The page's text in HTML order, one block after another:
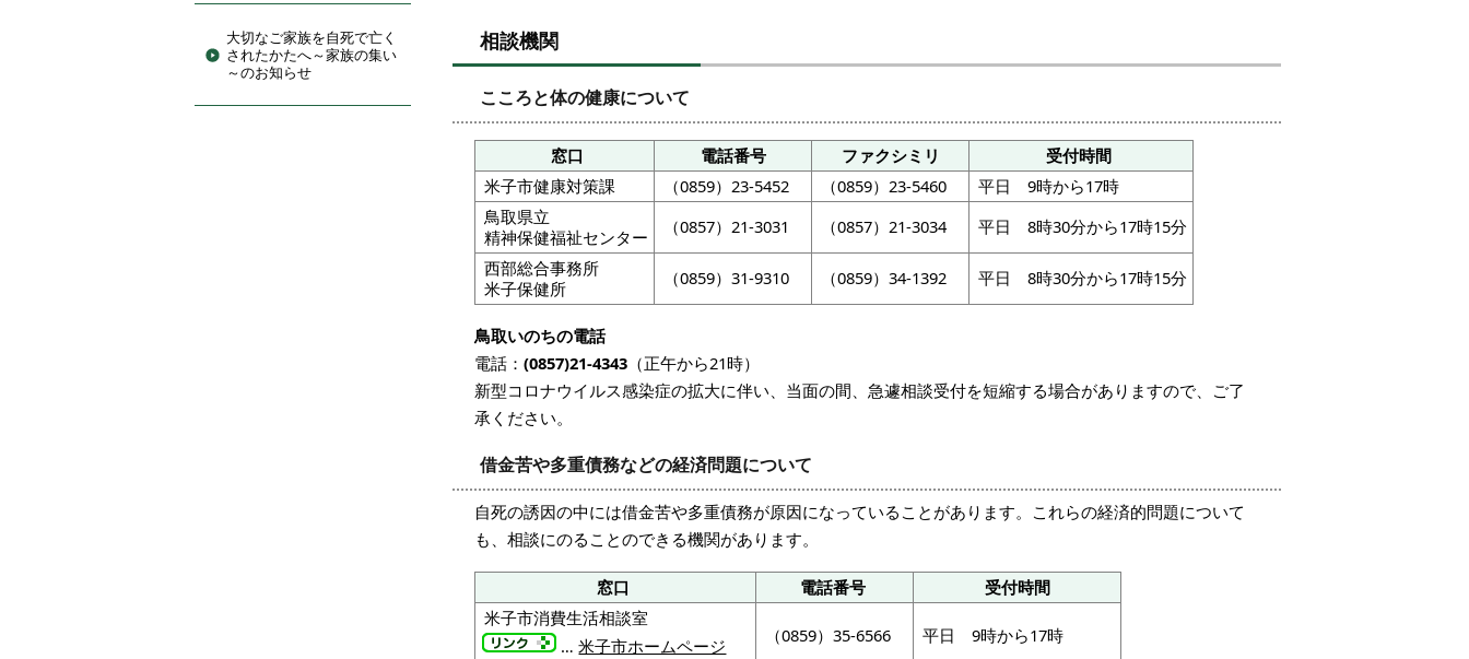
大切なご家族を自死で亡く
されたかたへ～家族の集い
～のお知らせ
相談機関
こころと体の健康について
窓口 電話番号 ファクシミリ
受付時間
米子市健康対策課
（0859）23-5452 （0859）23-5460
平日 9時から17時
鳥取県立
精神保健福祉センター
（0857）21-3031 （0857）21-3034
平日 8時30分から17時15分
西部総合事務所
米子保健所
（0859）31-9310 （0859）34-1392 平日 8時30分から17時15分
鳥取いのちの電話
電話： (0857)21-4343 （正午から21時）
新型コロナウイルス感染症の拡大に伴い、当面の間、急遽相談受付を短縮する場合がありますので、ご了
承ください。
借金苦や多重債務などの経済問題について
自死の誘因の中には借金苦や多重債務が原因になっていることがあります。これらの経済的問題について
も、相談にのることのできる機関があります。
窓口 電話番号
受付時間
米子市消費生活相談室
…米子市ホームページ （0859）35-6566 平日 9時から17時